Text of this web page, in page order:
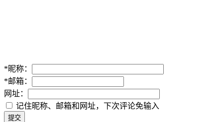
*昵称：
*邮箱：
网址：
记住昵称、邮箱和网址，下次评论免输入
提交